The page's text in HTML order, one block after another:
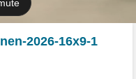
2026-16x9-1